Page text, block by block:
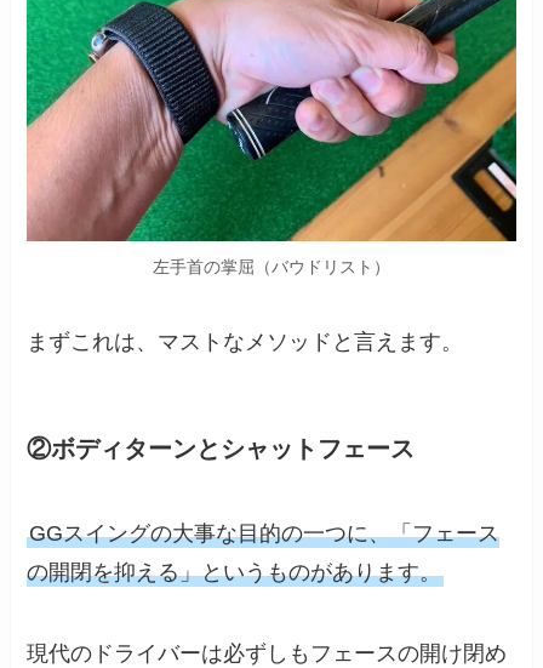
左手首の掌屈（バウドリスト）
まずこれは、マストなメソッドと言えます。
②ボディターンとシャットフェース
GGスイングの大事な目的の一つに、「フェース
の開閉を抑える」というものがあります。
現代のドライバーは必ずしもフェースの開け閉め